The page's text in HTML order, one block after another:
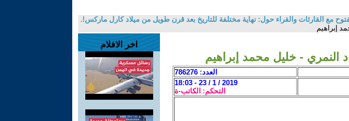
مع القارئات والقراء حول: نهاية مختلفة للتاريخ بعد قرن طويل من ميلاد كارل ماركس!.
إبراهيم
النمري - خليل محمد إبراهيم
العدد: 786276
2019 / 1 / 23 - 18:03
التحكم: الكاتب-ة
اخر الافلام